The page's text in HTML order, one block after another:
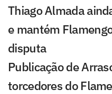
Thiago Almada
e mantém
disputa
Publicação de
torcedores do